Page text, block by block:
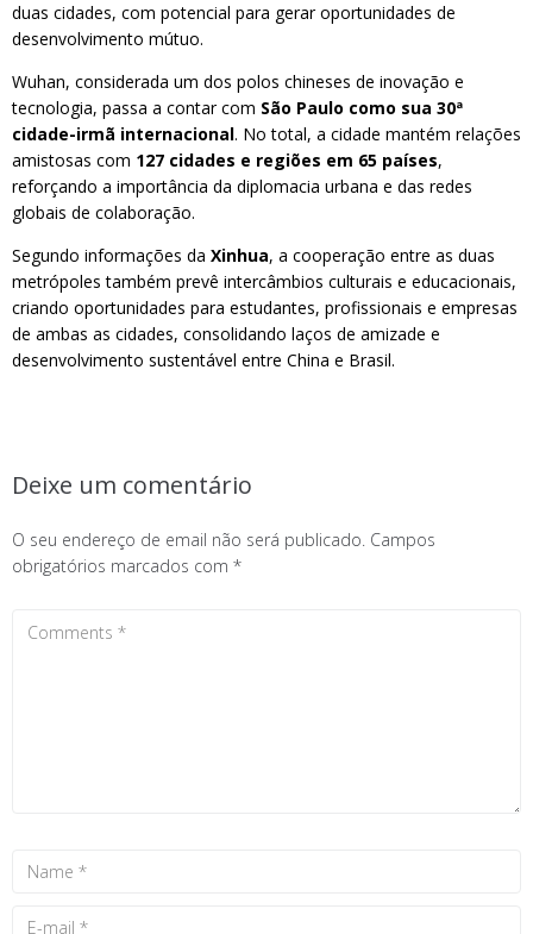
duas cidades, com potencial para gerar oportunidades de
desenvolvimento mútuo.
Wuhan, considerada um dos polos chineses de inovação e
tecnologia, passa a contar com São Paulo como sua 30ª
cidade-irmã internacional. No total, a cidade mantém relações
amistosas com 127 cidades e regiões em 65 países,
reforçando a importância da diplomacia urbana e das redes
globais de colaboração.
Segundo informações da Xinhua, a cooperação entre as duas
metrópoles também prevê intercâmbios culturais e educacionais,
criando oportunidades para estudantes, profissionais e empresas
de ambas as cidades, consolidando laços de amizade e
desenvolvimento sustentável entre China e Brasil.
Deixe um comentário
O seu endereço de email não será publicado. Campos
obrigatórios marcados com *